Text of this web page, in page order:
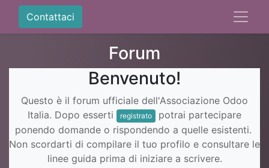
Contattaci
Forum
Benvenuto!
Questo è il forum ufficiale dell'Associazione Odoo
Italia. Dopo esserti
registrato
potrai partecipare
ponendo domande o rispondendo a quelle esistenti.
Non scordarti di compilare il tuo profilo e consultare le
linee guida prima di iniziare a scrivere.